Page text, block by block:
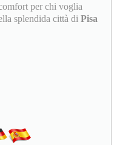
per chi voglia
splendida città diPisa